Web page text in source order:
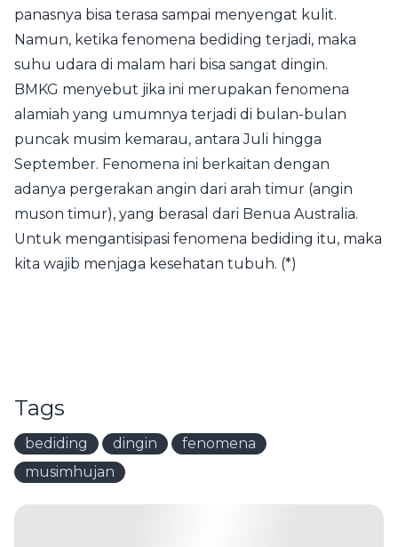
panasnya bisa terasa sampai menyengat kulit.
Namun, ketika fenomena bediding terjadi, maka
suhu udara di malam hari bisa sangat dingin.
BMKG menyebut jika ini merupakan fenomena
alamiah yang umumnya terjadi di bulan-bulan
puncak musim kemarau, antara Juli hingga
September. Fenomena ini berkaitan dengan
adanya pergerakan angin dari arah timur (angin
muson timur), yang berasal dari Benua Australia.
Untuk mengantisipasi fenomena bediding itu, maka
kita wajib menjaga kesehatan tubuh. (*)
Tags
bediding dingin
fenomena
musimhujan